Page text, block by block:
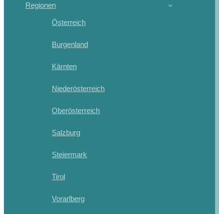
Regionen
Österreich
Burgenland
Kärnten
Niederösterreich
Oberösterreich
Salzburg
Steiermark
Tirol
Vorarlberg